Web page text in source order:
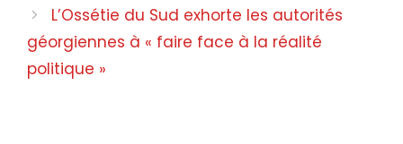
L’Ossétie du Sud exhorte les autorités
géorgiennes à « faire face à la réalité
politique »